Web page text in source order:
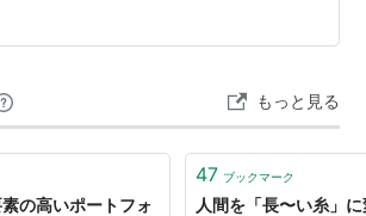
だろう。
もっと見る
の高いポートフォ
47 ブックマーク
人間を「長〜い糸」